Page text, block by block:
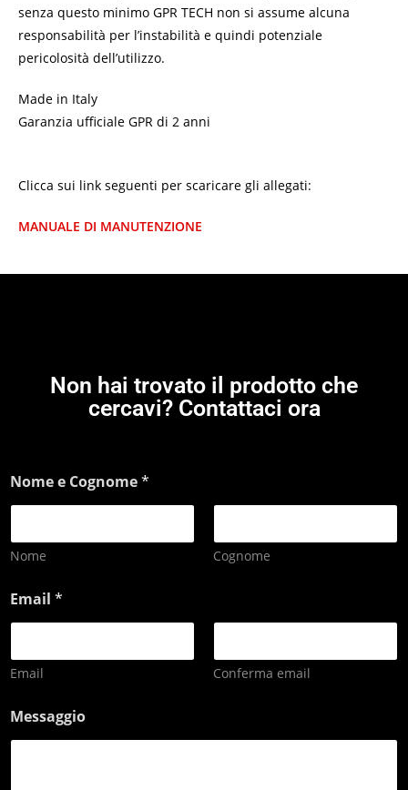
senza questo minimo GPR TECH non si assume alcuna
responsabilità per l’instabilità e quindi potenziale
pericolosità dell’utilizzo.
Made in Italy
Garanzia ufficiale GPR di 2 anni
Clicca sui link seguenti per scaricare gli allegati:
MANUALE DI MANUTENZIONE
Non hai trovato il prodotto che
cercavi? Contattaci ora
Nome e Cognome*
Nome Cognome
Email *
Email Conferma email
Messaggio